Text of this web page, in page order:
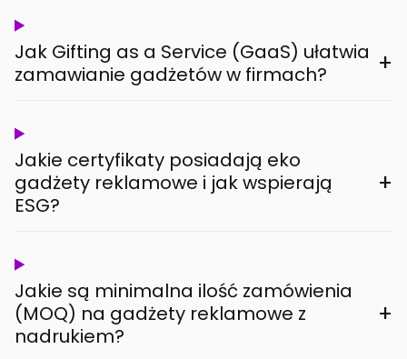
Jak Gifting as a Service (GaaS) ułatwia
zamawianie gadżetów w firmach?
+
Jakie certyfikaty posiadają eko
gadżety reklamowe i jak wspierają
ESG?
+
Jakie są minimalna ilość zamówienia
(MOQ) na gadżety reklamowe z
nadrukiem?
+